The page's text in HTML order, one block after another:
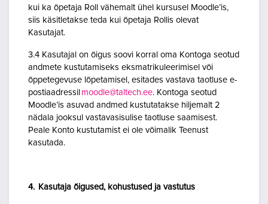
kui ka õpetaja Roll vähemalt ühel kursusel Moodle’is,
siis käsitletakse teda kui õpetaja Rollis olevat
Kasutajat.
3.4 Kasutajal on õigus soovi korral oma Kontoga seotud
andmete kustutamiseks eksmatrikuleerimisel või
õppetegevuse lõpetamisel, esitades vastava taotluse e-
postiaadressil moodle@taltech.ee. Kontoga seotud
Moodle’is asuvad andmed kustutatakse hiljemalt 2
nädala jooksul vastavasisulise taotluse saamisest.
Peale Konto kustutamist ei ole võimalik Teenust
kasutada.
4. Kasutaja õigused, kohustused ja vastutus